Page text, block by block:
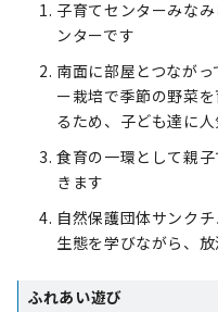
子育てセンターみな
ンターです
南面に部屋とつなが
ー栽培で季節の野菜
るため、子ども達に
食育の一環として親
きます
自然保護団体サンク
生態を学びながら、
ふれあい遊び